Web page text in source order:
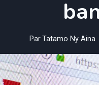
ParTatamo Ny Aina